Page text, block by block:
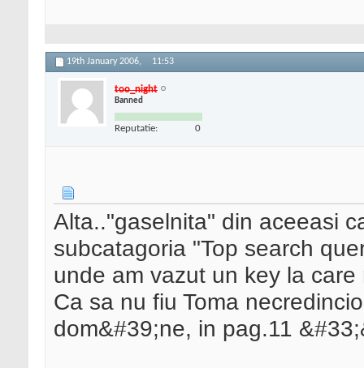
19th January 2006, 11:53
too_night
Banned
Reputatie: 0
Alta.."gaselnita" din aceeasi
subcatagoria "Top search
unde am vazut un key la
Ca sa nu fiu Toma
dom&#39;ne, in pag.11